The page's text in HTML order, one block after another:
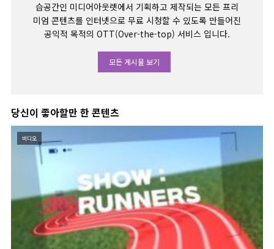
습공간인 미디어아웃렛에서 기획하고 제작되는 모든 프리
미엄 콘텐츠를 인터넷으로 무료 시청할 수 있도록 만들어진
공익적 목적의 OTT(Over-the-top) 서비스 입니다.
모든 게시물 보기
당신이 좋아할만 한 콘텐츠
비디오